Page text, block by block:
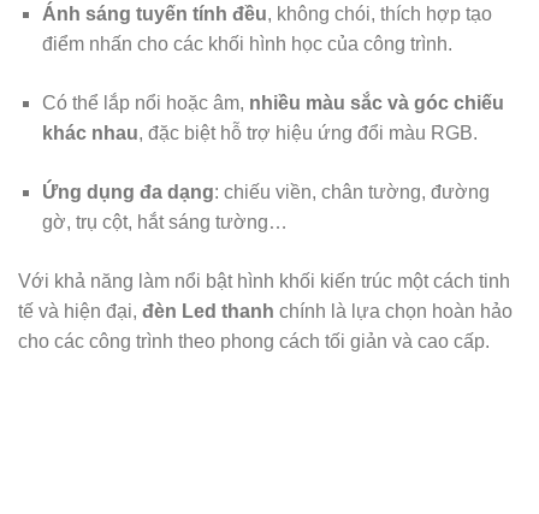
Ánh sáng tuyến tính đều, không chói, thích hợp tạo
điểm nhấn cho các khối hình học của công trình.
Có thể lắp nổi hoặc âm, nhiều màu sắc và góc chiếu
khác nhau, đặc biệt hỗ trợ hiệu ứng đổi màu RGB.
Ứng dụng đa dạng: chiếu viền, chân tường, đường
gờ, trụ cột, hắt sáng tường…
Với khả năng làm nổi bật hình khối kiến trúc một cách tinh
tế và hiện đại, đèn Led thanh chính là lựa chọn hoàn hảo
cho các công trình theo phong cách tối giản và cao cấp.